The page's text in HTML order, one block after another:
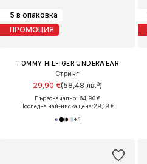
5 в опаковка
ПРОМОЦИЯ
TOMMY HILFIGER UNDERWEAR
Стринг
29,90 €(58,48 лв.³)
Първоначално: 64,90 €
Последна най-ниска цена:29,19 €
+1